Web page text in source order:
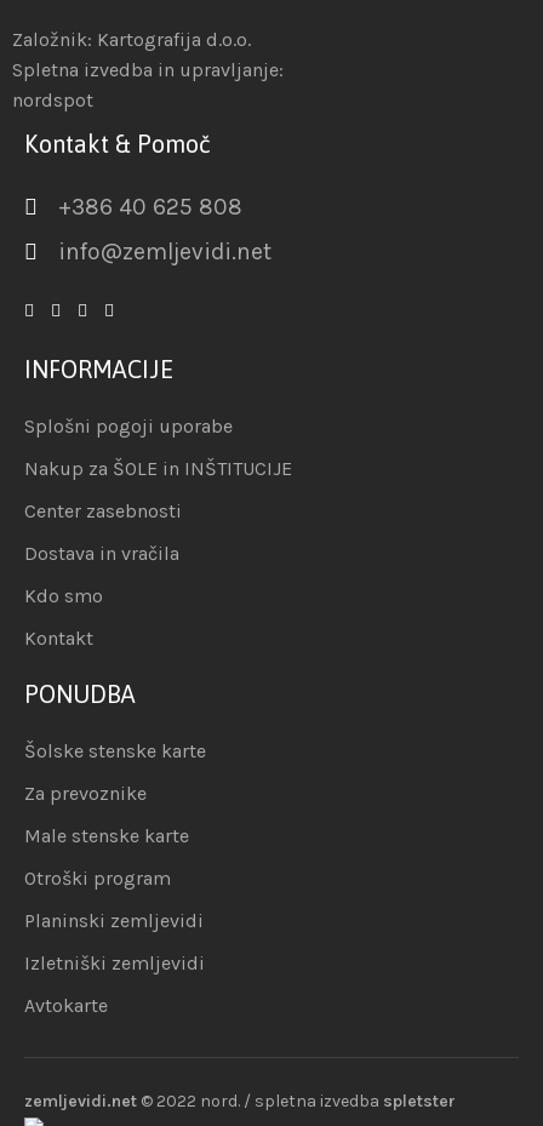
Založnik: Kartografija d.o.o.
Spletna izvedba in upravljanje:
nordspot
Kontakt & Pomoč
+386 40 625 808
info@zemljevidi.net
INFORMACIJE
Splošni pogoji uporabe
Nakup za ŠOLE in INŠTITUCIJE
Center zasebnosti
Dostava in vračila
Kdo smo
Kontakt
PONUDBA
Šolske stenske karte
Za prevoznike
Male stenske karte
Otroški program
Planinski zemljevidi
Izletniški zemljevidi
Avtokarte
zemljevidi.net © 2022 nord. / spletna izvedba spletster